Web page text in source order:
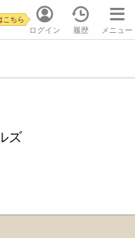
ログイン
こちら
履歴 メニュー
ズ